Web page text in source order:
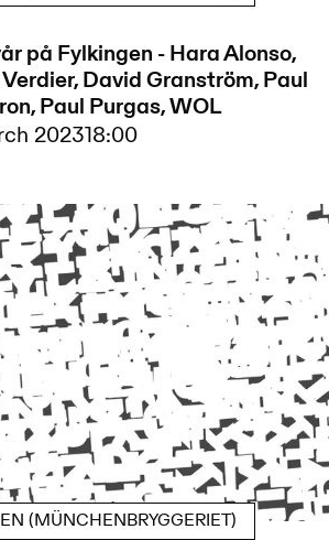
på Fylkingen - Hara Alonso,
David Granström, Paul
Paul Purgas, WOL
202318:00
(MÜNCHENBRYGGERIET)